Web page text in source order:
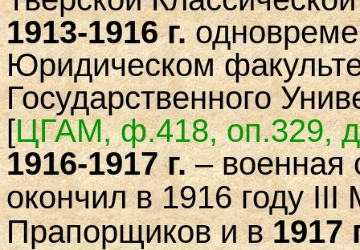
1913-1916 г.
Юридическом
Государственного
[ЦГАМ, ф.418, оп.329,
1916-1917 г.– военная
окончил в 1916 годуIII
Прапорщиков и в1917